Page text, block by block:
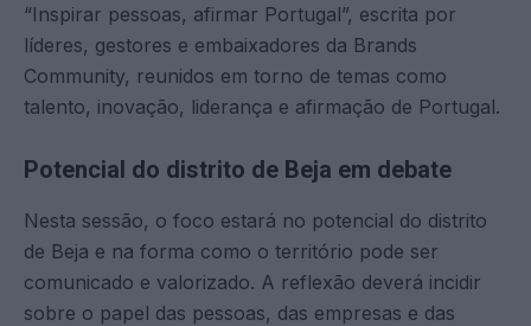
“Inspirar pessoas, afirmar Portugal”, escrita por
líderes, gestores e embaixadores da Brands
Community, reunidos em torno de temas como
talento, inovação, liderança e afirmação de Portugal.
Potencial do distrito de Beja em debate
Nesta sessão, o foco estará no potencial do distrito
de Beja e na forma como o território pode ser
comunicado e valorizado. A reflexão deverá incidir
sobre o papel das pessoas, das empresas e das